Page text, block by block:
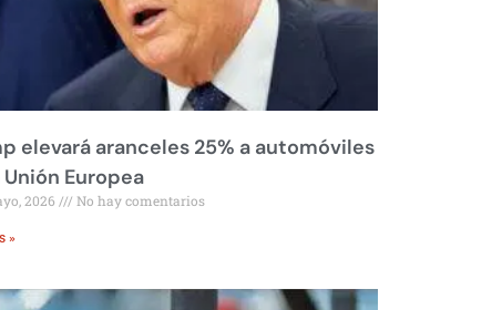
elevará aranceles 25% a automóviles
Europea
2026 No hay comentarios
»